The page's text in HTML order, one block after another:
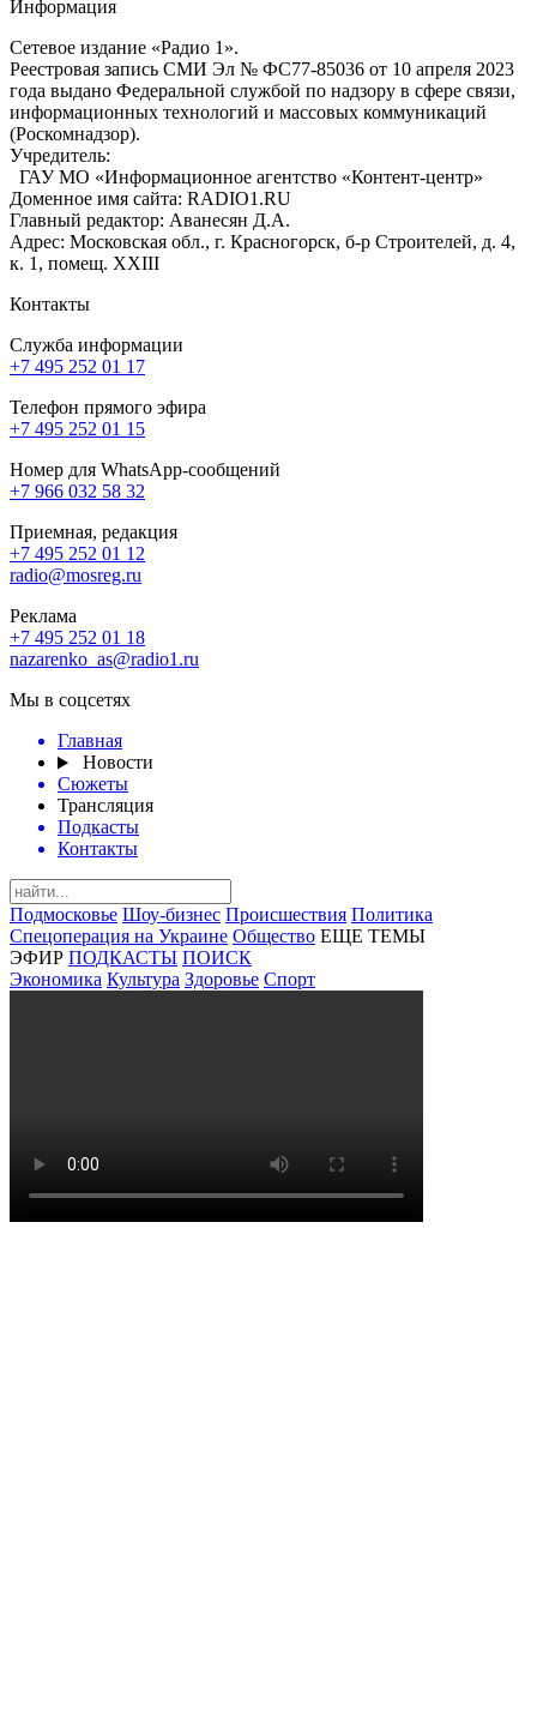
Информация
Сетевое издание «Радио 1».
Реестровая запись СМИ Эл № ФС77-85036 от 10 апреля 2023
года выдано Федеральной службой по надзору в сфере связи,
информационных технологий и массовых коммуникаций
(Роскомнадзор).
Учредитель:
ГАУ МО «Информационное агентство «Контент-центр»
Доменное имя сайта: RADIO1.RU
Главный редактор: Аванесян Д.А.
Адрес: Московская обл., г. Красногорск, б-р Строителей, д. 4,
к. 1, помещ. XXIII
Контакты
Служба информации
+7 495 252 01 17
Телефон прямого эфира
+7 495 252 01 15
Номер для WhatsApp-сообщений
+7 966 032 58 32
Приемная, редакция
+7 495 252 01 12
radio@mosreg.ru
Реклама
+7 495 252 01 18
nazarenko_as@radio1.ru
Мы в соцсетях
Главная
Новости
Сюжеты
Трансляция
Подкасты
Контакты
Подмосковье Шоу-бизнес Происшествия Политика
Спецоперация на Украине Общество ЕЩЕ ТЕМЫ
ЭФИР ПОДКАСТЫ ПОИСК
Экономика Культура Здоровье Спорт